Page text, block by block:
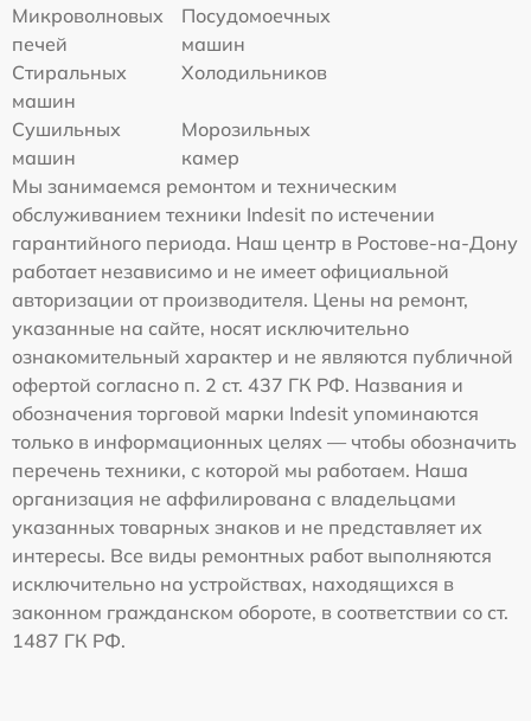
Микроволновых
печей
Посудомоечных
машин
Стиральных
машин
Холодильников
Сушильных
машин
Морозильных
камер
Мы занимаемся ремонтом и техническим
обслуживанием техники Indesit по истечении
гарантийного периода. Наш центр в Ростове-на-Дону
работает независимо и не имеет официальной
авторизации от производителя. Цены на ремонт,
указанные на сайте, носят исключительно
ознакомительный характер и не являются публичной
офертой согласно п. 2 ст. 437 ГК РФ. Названия и
обозначения торговой марки Indesit упоминаются
только в информационных целях — чтобы обозначить
перечень техники, с которой мы работаем. Наша
организация не аффилирована с владельцами
указанных товарных знаков и не представляет их
интересы. Все виды ремонтных работ выполняются
исключительно на устройствах, находящихся в
законном гражданском обороте, в соответствии со ст.
1487 ГК РФ.